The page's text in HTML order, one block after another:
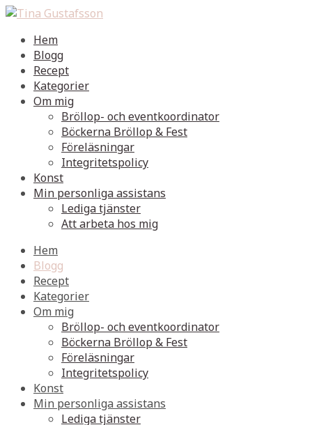
Hem
Blogg
Recept
Kategorier
Om mig
Bröllop- och eventkoordinator
Böckerna Bröllop & Fest
Föreläsningar
Integritetspolicy
Konst
Min personliga assistans
Lediga tjänster
Att arbeta hos mig
Hem
Blogg
Recept
Kategorier
Om mig
Bröllop- och eventkoordinator
Böckerna Bröllop & Fest
Föreläsningar
Integritetspolicy
Konst
Min personliga assistans
Lediga tjänster